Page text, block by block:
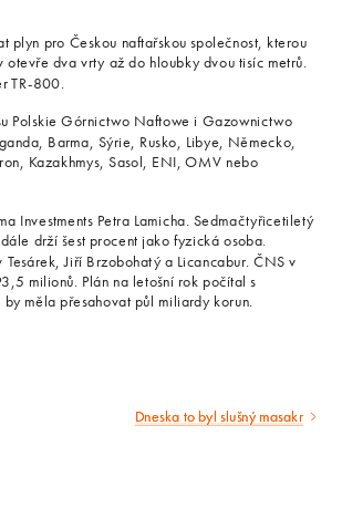
plyn pro Českou naftařskou společnost, kterou
dva vrty až do hloubky dvou tisíc metrů.
TR-800.
Polskie Górnictwo Naftowe i Gazownictwo
Barma, Sýrie, Rusko, Libye, Německo,
Kazakhmys, Sasol, ENI, OMV nebo
Investments Petra Lamicha. Sedmačtyřicetiletý
drží šest procent jako fyzická osoba.
Jiří Brzobohatý a Licancabur. ČNS v
milionů. Plán na letošní rok počítal s
měla přesahovat půl miliardy korun.
Dneska to byl slušný masakr